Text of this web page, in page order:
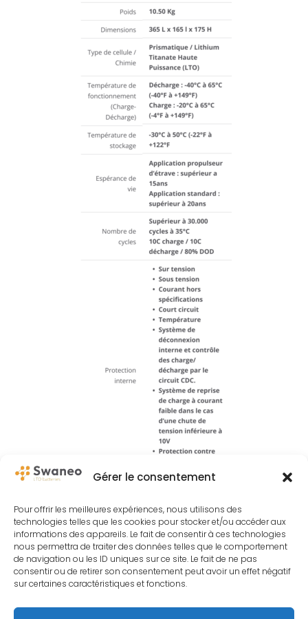
Gérer le consentement
Pour offrir les meilleures expériences, nous utilisons des
technologies telles que les cookies pour stocker et/ou accéder aux
informations des appareils. Le fait de consentir à ces technologies
nous permettra de traiter des données telles que le comportement
de navigation ou les ID uniques sur ce site. Le fait de ne pas
consentir ou de retirer son consentement peut avoir un effet négatif
sur certaines caractéristiques et fonctions.